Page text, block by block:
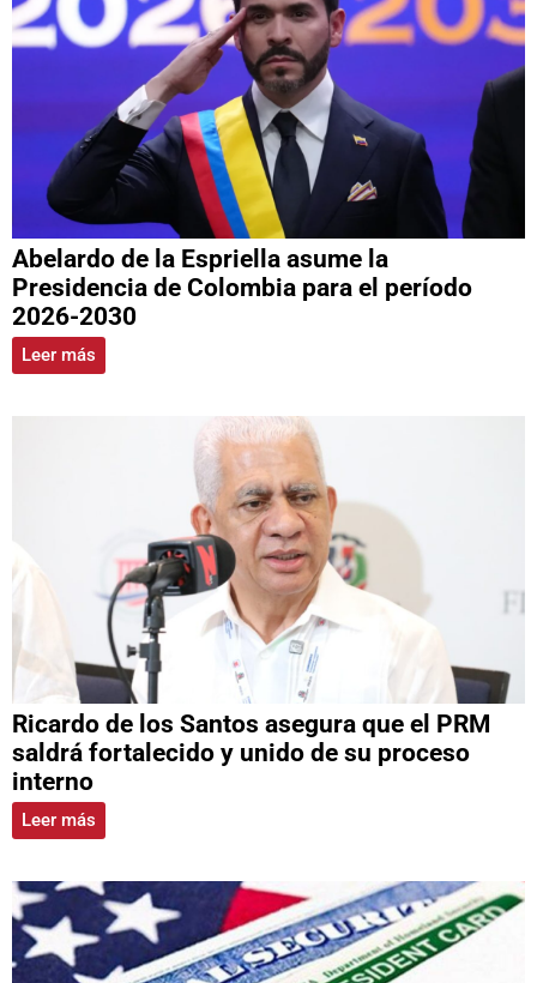
Abelardo de la Espriella asume la
Presidencia de Colombia para el período
2026-2030
Leer más
Ricardo de los Santos asegura que el PRM
saldrá fortalecido y unido de su proceso
interno
Leer más